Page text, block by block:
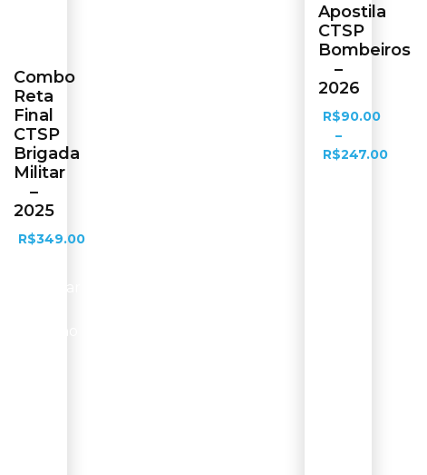
Combo
Reta
Final
CTSP
Brigada
Militar
–
2025
R$349.00
Apostila
CTSP
Bombeiros
–
2026
R$90.00
–
R$247.00